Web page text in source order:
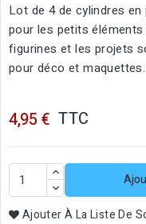
Lot de 4 de cylindres
pour les petits
figurines et les projets
pour déco et maquettes.
4,95 € TTC
Ajouter À La Liste De